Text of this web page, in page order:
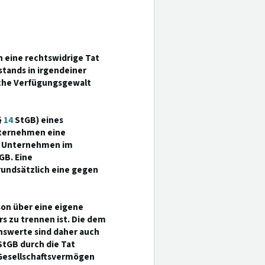
eine rechtswidrige Tat
in irgendeiner
Verfügungsgewalt
14StGB) eines
eine
im
Eine
eine gegen
über eine eigene
zu trennen ist. Die dem
sind daher auch
durch die Tat